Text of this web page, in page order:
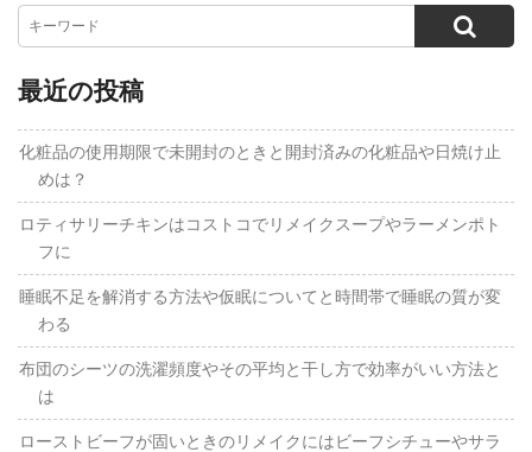
最近の投稿
化粧品の使用期限で未開封のときと開封済みの化粧品や日焼け止
めは？
ロティサリーチキンはコストコでリメイクスープやラーメンポト
フに
睡眠不足を解消する方法や仮眠についてと時間帯で睡眠の質が変
わる
布団のシーツの洗濯頻度やその平均と干し方で効率がいい方法と
は
ローストビーフが固いときのリメイクにはビーフシチューやサラ